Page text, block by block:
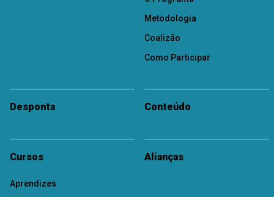
Metodologia
Coalizão
Como Participar
Desponta Conteúdo
Cursos
Aprendizes
Alianças